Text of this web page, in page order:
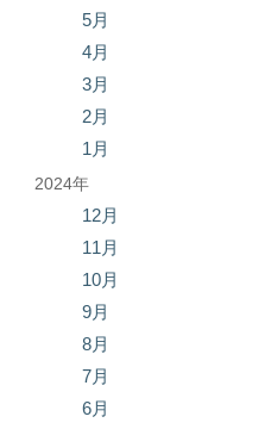
5月
4月
3月
2月
1月
2024年
12月
11月
10月
9月
8月
7月
6月